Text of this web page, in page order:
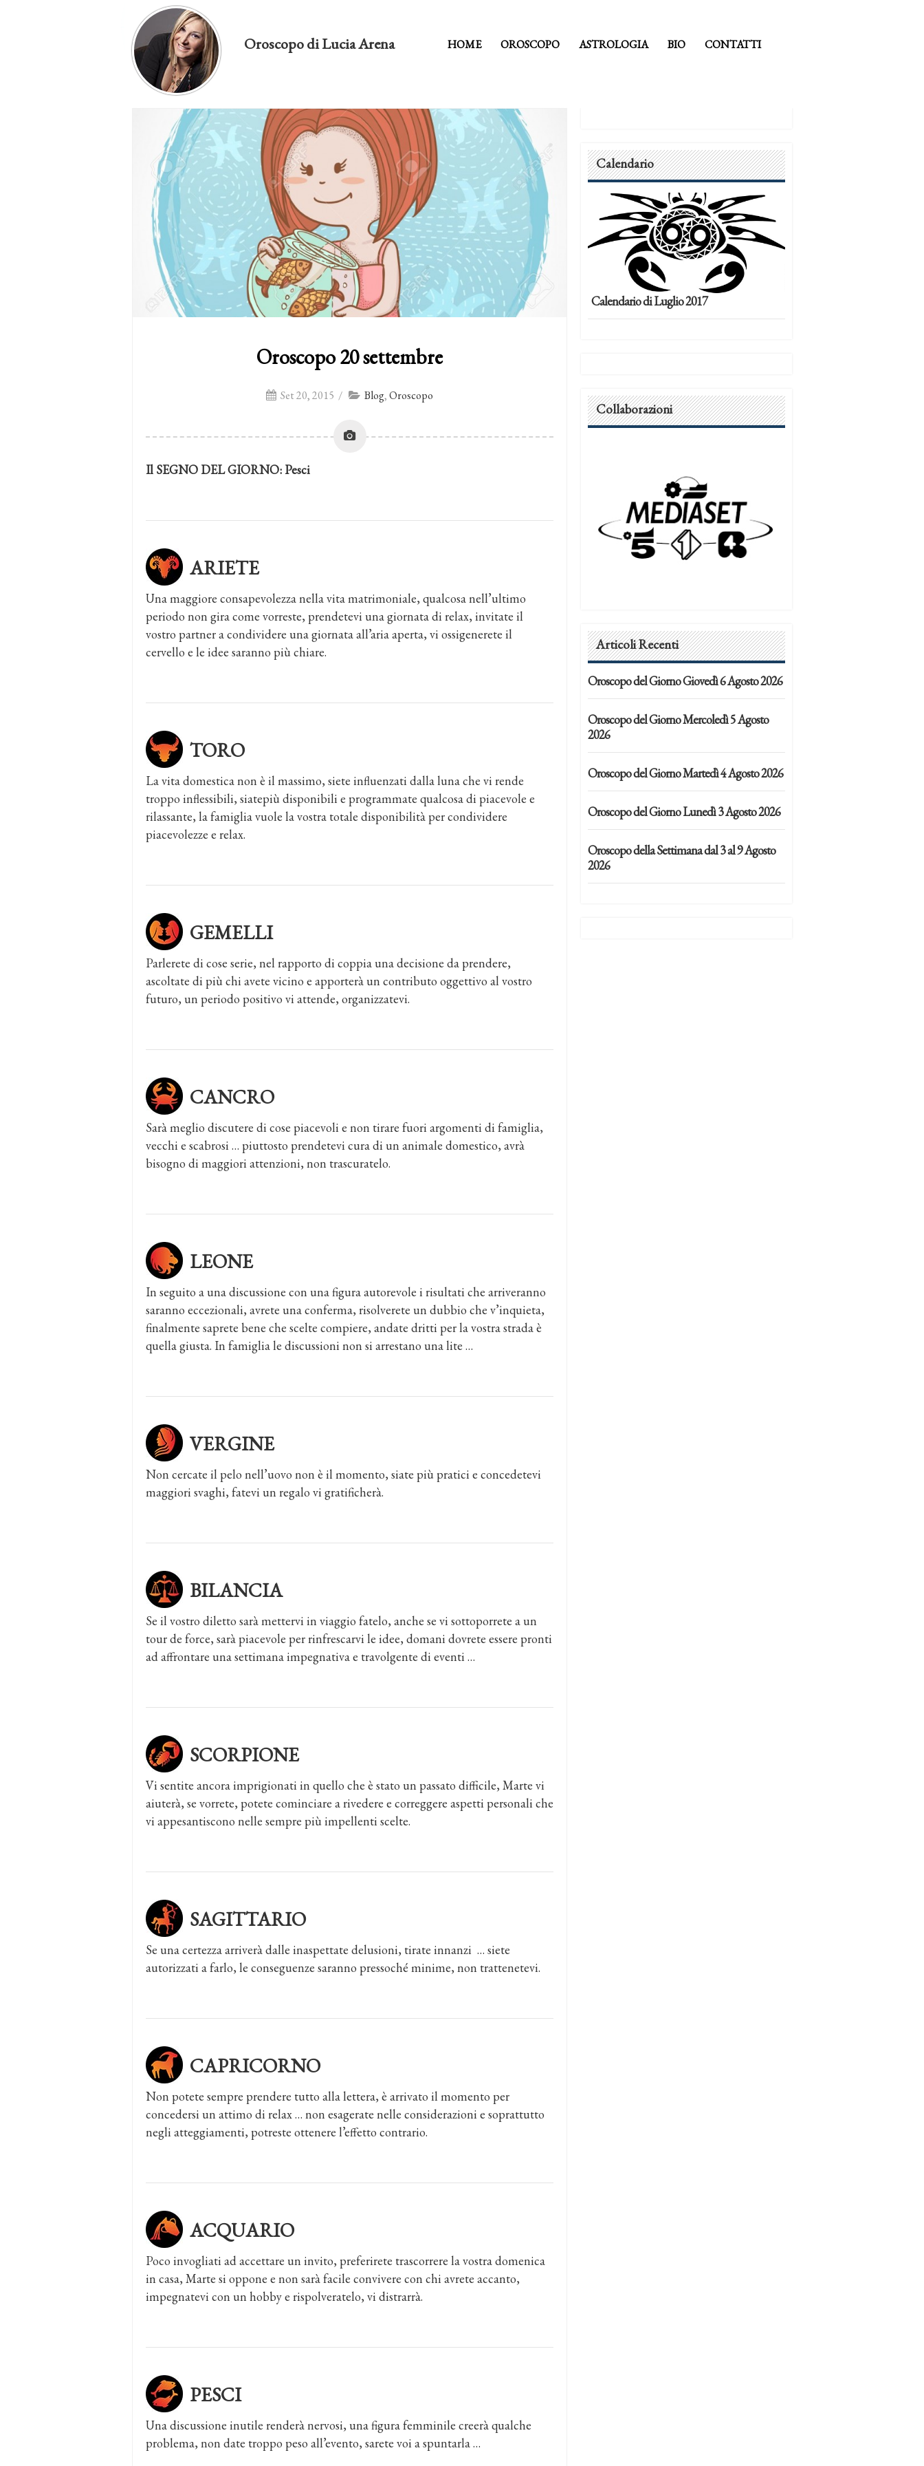
Oroscopo di Lucia Arena HOME OROSCOPO ASTROLOGIA BIO CONTATTI
Oroscopo 20 settembre
Set 20, 2015 / Blog,Oroscopo
Il SEGNO DEL GIORNO:Pesci
ARIETE
Una maggiore consapevolezza nella vita matrimoniale, qualcosa nell’ultimo
periodo non gira come vorreste, prendetevi una giornata di relax, invitate il
vostro partner a condividere una giornata all’aria aperta, vi ossigenerete il
cervello e le idee saranno più chiare.
TORO
La vita domestica non è il massimo, siete influenzati dalla luna che vi rende
troppo inflessibili, siatepiù disponibili e programmate qualcosa di piacevole e
rilassante, la famiglia vuole la vostra totale disponibilità per condividere
piacevolezze e relax.
GEMELLI
Parlerete di cose serie, nel rapporto di coppia una decisione da prendere,
ascoltate di più chi avete vicino e apporterà un contributo oggettivo al vostro
futuro, un periodo positivo vi attende, organizzatevi.
CANCRO
Sarà meglio discutere di cose piacevoli e non tirare fuori argomenti di famiglia,
vecchi e scabrosi … piuttosto prendetevi cura di un animale domestico, avrà
bisogno di maggiori attenzioni, non trascuratelo.
LEONE
In seguito a una discussione con una figura autorevole i risultati che arriveranno
saranno eccezionali, avrete una conferma, risolverete un dubbio che v’inquieta,
finalmente saprete bene che scelte compiere, andate dritti per la vostra strada è
quella giusta. In famiglia le discussioni non si arrestano una lite …
VERGINE
Non cercate il pelo nell’uovo non è il momento, siate più pratici e concedetevi
maggiori svaghi, fatevi un regalo vi gratificherà.
BILANCIA
Se il vostro diletto sarà mettervi in viaggio fatelo, anche se vi sottoporrete a un
tour de force, sarà piacevole per rinfrescarvi le idee, domani dovrete essere pronti
ad affrontare una settimana impegnativa e travolgente di eventi …
SCORPIONE
Vi sentite ancora imprigionati in quello che è stato un passato difficile, Marte vi
aiuterà, se vorrete, potete cominciare a rivedere e correggere aspetti personali che
vi appesantiscono nelle sempre più impellenti scelte.
SAGITTARIO
Se una certezza arriverà dalle inaspettate delusioni, tirate innanzi … siete
autorizzati a farlo, le conseguenze saranno pressoché minime, non trattenetevi.
CAPRICORNO
Non potete sempre prendere tutto alla lettera, è arrivato il momento per
concedersi un attimo di relax … non esagerate nelle considerazioni e soprattutto
negli atteggiamenti, potreste ottenere l’effetto contrario.
ACQUARIO
Poco invogliati ad accettare un invito, preferirete trascorrere la vostra domenica
in casa, Marte si oppone e non sarà facile convivere con chi avrete accanto,
impegnatevi con un hobby e rispolveratelo, vi distrarrà.
PESCI
Una discussione inutile renderà nervosi, una figura femminile creerà qualche
problema, non date troppo peso all’evento, sarete voi a spuntarla …
Calendario
Calendario di Luglio 2017
Collaborazioni
Articoli Recenti
Oroscopo del Giorno Giovedì 6 Agosto 2026
Oroscopo del Giorno Mercoledì 5 Agosto
2026
Oroscopo del Giorno Martedì 4 Agosto 2026
Oroscopo del Giorno Lunedì 3 Agosto 2026
Oroscopo della Settimana dal 3 al 9 Agosto
2026